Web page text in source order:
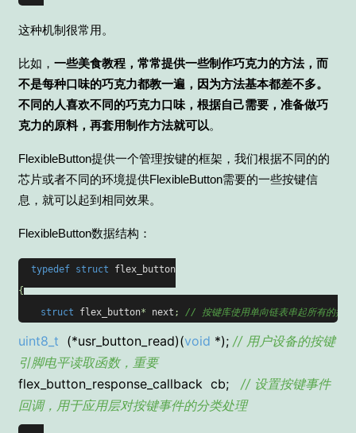
这种机制很常用。
比如， 一些美食教程，常常提供一些制作巧克力的方法，而
不是每种口味的巧克力都教一遍，因为方法基本都差不多。
不同的人喜欢不同的巧克力口味，根据自己需要，准备做巧
克力的原料，再套用制作方法就可以。
FlexibleButton提供一个管理按键的框架，我们根据不同的的
芯片或者不同的环境提供FlexibleButton需要的一些按键信
息，就可以起到相同效果。
FlexibleButton数据结构：
typedef struct
flex_button
{
struct
flex_button* next ; // 按键库使用单向链表串起所有的按键
uint8_t (*usr_button_read)(void *); // 用户设备的按键
引脚电平读取函数，重要
flex_button_response_callback cb; // 设置按键事件
回调，用于应用层对按键事件的分类处理